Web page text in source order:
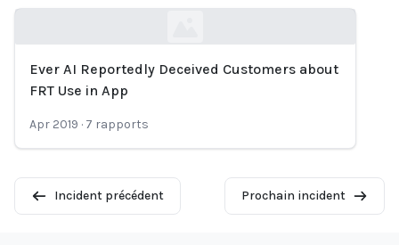
Loading...
Ever AI Reportedly Deceived Customers about
FRT Use in App
Apr 2019 · 7 rapports
Incident précédent Prochain incident